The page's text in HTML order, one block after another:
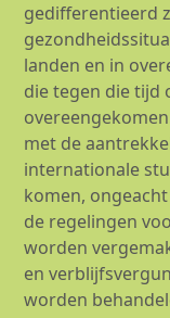
gedifferentieerd
landen en in
die tegen die tijd
met de
internationale
komen,
de regelingen
worden
en
worden